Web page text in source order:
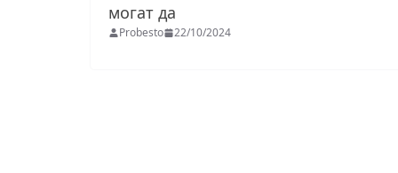
могат да
Probesto 22/10/2024